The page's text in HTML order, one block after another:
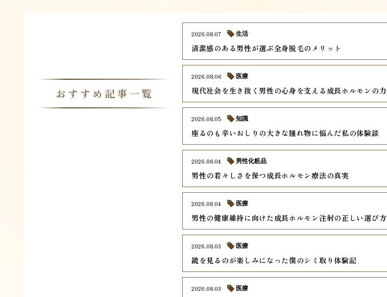
おすすめ記事一覧
清潔感のある男性が選ぶ全身脱毛のメリット
2026.08.07 生活
現代社会を生き抜く男性の心身を支える成長ホルモンの力
2026.08.06 医療
座るのも辛いおしりの大きな腫れ物に悩んだ私の体験談
2026.08.05 知識
男性の若々しさを保つ成長ホルモン療法の真実
2026.08.04 男性化粧品
男性の健康維持に向けた成長ホルモン注射の正しい選び方
2026.08.04 医療
鏡を見るのが楽しみになった僕のシミ取り体験記
2026.08.03 医療
2026.08.03 医療